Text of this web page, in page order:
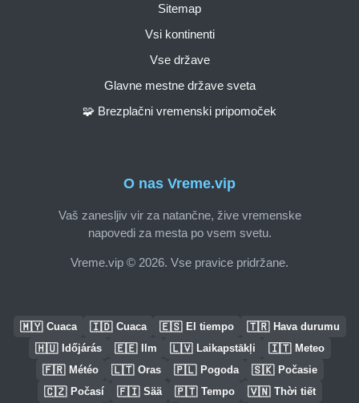
O nas Vreme.vip
Vaš zanesljiv vir za natančne, žive vremenske
napovedi za mesta po vsem svetu.
Vreme.vip © 2026. Vse pravice pridržane.
Sitemap
Vsi kontinenti
Vse države
Glavne mestne države sveta
🧩 Brezplačni vremenski pripomoček
🇲🇾 Cuaca 🇮🇩 Cuaca 🇪🇸 El tiempo 🇹🇷 Hava durumu
🇭🇺 Időjárás 🇪🇪 Ilm 🇱🇻 Laikapstākļi 🇮🇹 Meteo
🇫🇷 Météo 🇱🇹 Oras 🇵🇱 Pogoda 🇸🇰 Počasie
🇨🇿 Počasí 🇫🇮 Sää 🇵🇹 Tempo 🇻🇳 Thời tiết